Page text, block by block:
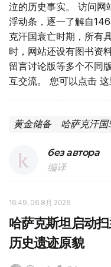
泣的历史事实。 访问网
浮动条，逐一了解自
克汗国衰亡时期，所有
时，网站还设有图书资
留言讨论版等多个不同
互交流。 您可以点击 这
黄金储备 哈萨克汗
без автора
编译
16:49, 06 8月 2026
哈萨克斯坦启动
历史遗迹原貌